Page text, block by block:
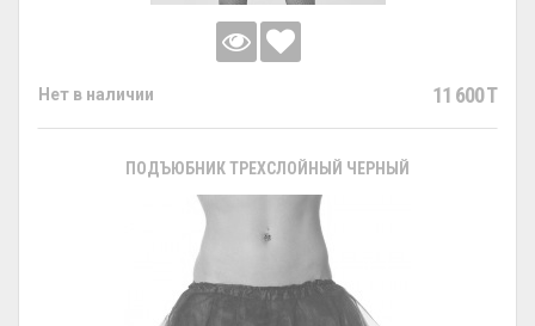
Нет в наличии 11 600 T
ПОДЪЮБНИК ТРЕХСЛОЙНЫЙ ЧЕРНЫЙ